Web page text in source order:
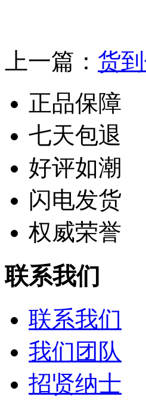
上一篇： 货
正品保障
七天包退
好评如潮
闪电发货
权威荣誉
联系我们
联系我们
我们团队
招贤纳士